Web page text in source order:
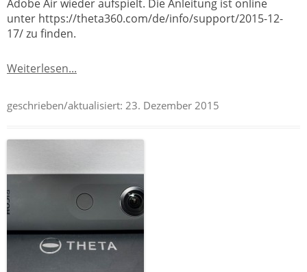
Adobe Air wieder aufspielt. Die Anleitung ist online
unter https://theta360.com/de/info/support/2015-12-
17/ zu finden.
Weiterlesen...
geschrieben/aktualisiert: 23. Dezember 2015